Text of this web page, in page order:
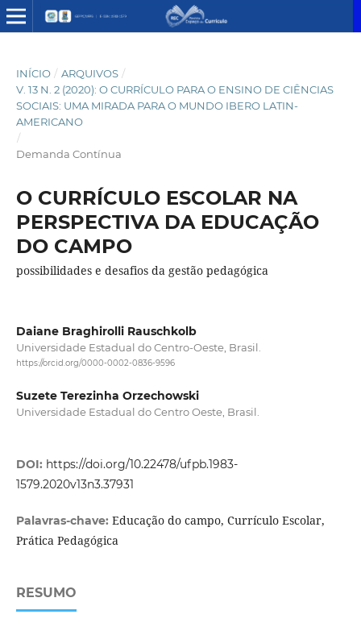
INÍCIO / ARQUIVOS /
V. 13 N. 2 (2020): O CURRÍCULO PARA O ENSINO DE CIÊNCIAS
SOCIAIS: UMA MIRADA PARA O MUNDO IBERO LATIN-
AMERICANO
/
Demanda Contínua
O CURRÍCULO ESCOLAR NA
PERSPECTIVA DA EDUCAÇÃO
DO CAMPO
possibilidades e desafios da gestão pedagógica
Daiane Braghirolli Rauschkolb
Universidade Estadual do Centro-Oeste, Brasil.
https://orcid.org/0000-0002-0836-9596
Suzete Terezinha Orzechowski
Universidade Estadual do Centro Oeste, Brasil.
DOI: https://doi.org/10.22478/ufpb.1983-
1579.2020v13n3.37931
Palavras-chave: Educação do campo, Currículo Escolar,
Prática Pedagógica
RESUMO